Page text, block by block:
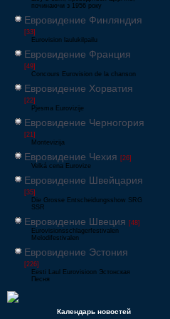
починаючи з 1956 року
Евровидение Финляндия
[33]
Eurovision laulukilpailu
Евровидение Франция
[49]
Concours Eurovision de la chanson
Евровидение Хорватия
[22]
Pjesma Eurovizije
Евровидение Черногория
[21]
Montevizija
Евровидение Чехия [26]
Velká cena Eurovize
Евровидение Швейцария
[35]
Die Grosse Entscheidungsshow SRG
SSR
Евровидение Швеция [48]
Eurovisionsschlagerfestivalen
Melodifestivalen
Евровидение Эстония
[226]
Eesti Laul Eurovisioon Эстонская
Песня
Календарь новостей